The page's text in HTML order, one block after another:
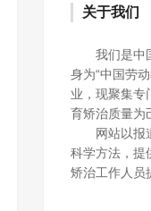
关于我们
我们是中国
身为“中国劳
业，现聚集专
育矫治质量为
网站以报道
科学方法，提
矫治工作人员